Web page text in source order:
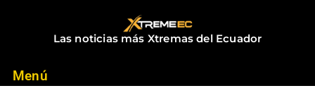
Las noticias más Xtremas del Ecuador
Menú